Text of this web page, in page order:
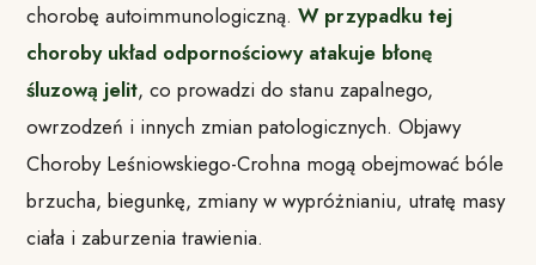
chorobę autoimmunologiczną.W przypadku tej
choroby układ odpornościowy atakuje błonę
śluzową jelit, co prowadzi do stanu zapalnego,
owrzodzeń i innych zmian patologicznych. Objawy
Choroby Leśniowskiego-Crohna mogą obejmować bóle
brzucha, biegunkę, zmiany w wypróżnianiu, utratę masy
ciała i zaburzenia trawienia.